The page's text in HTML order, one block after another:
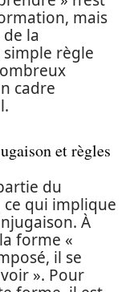
mais
la
règle
cadre
et règles
du
qui implique
À
forme «
il se
». Pour